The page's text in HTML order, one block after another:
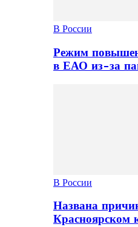
В России
Режим
в ЕАО из-за
В России
Названа
Красноярском